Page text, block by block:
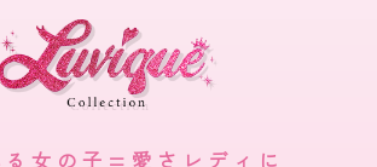
女の子=愛さレディに